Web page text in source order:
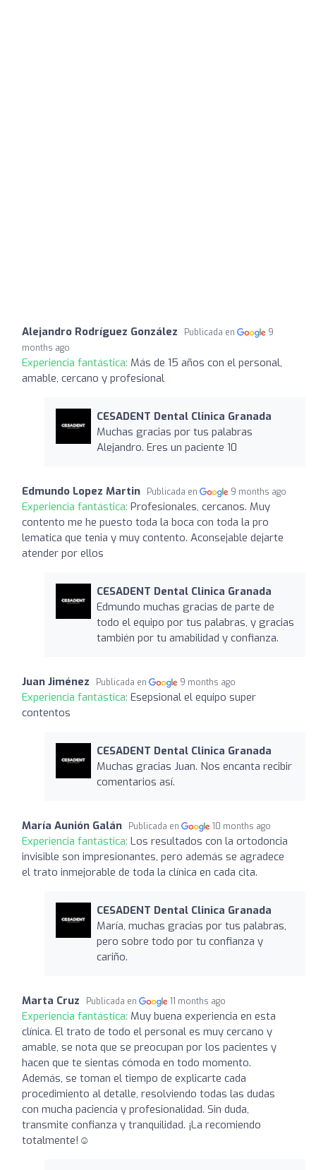
Alejandro Rodríguez González Publicada en
9
months ago
Experiencia fantástica: Más de 15 años con el personal,
amable, cercano y profesional
CESADENT Dental Clinica Granada
Muchas gracias por tus palabras
Alejandro. Eres un paciente 10
Edmundo Lopez Martin Publicada en 9 months ago
Experiencia fantástica: Profesionales, cercanos. Muy
contento me he puesto toda la boca con toda la pro
lematica que tenia y muy contento. Aconsejable dejarte
atender por ellos
CESADENT Dental Clinica Granada
Edmundo muchas gracias de parte de
todo el equipo por tus palabras, y gracias
también por tu amabilidad y confianza.
Juan Jiménez Publicada en 9 months ago
Experiencia fantástica: Esepsional el equipo super
contentos
CESADENT Dental Clinica Granada
Muchas gracias Juan. Nos encanta recibir
comentarios así.
María Aunión Galán Publicada en 10 months ago
Experiencia fantástica: Los resultados con la ortodoncia
invisible son impresionantes, pero además se agradece
el trato inmejorable de toda la clínica en cada cita.
CESADENT Dental Clinica Granada
María, muchas gracias por tus palabras,
pero sobre todo por tu confianza y
cariño.
Marta Cruz Publicada en 11 months ago
Experiencia fantástica: Muy buena experiencia en esta
clínica. El trato de todo el personal es muy cercano y
amable, se nota que se preocupan por los pacientes y
hacen que te sientas cómoda en todo momento.
Además, se toman el tiempo de explicarte cada
procedimiento al detalle, resolviendo todas las dudas
con mucha paciencia y profesionalidad. Sin duda,
transmite confianza y tranquilidad. ¡La recomiendo
totalmente!☺️